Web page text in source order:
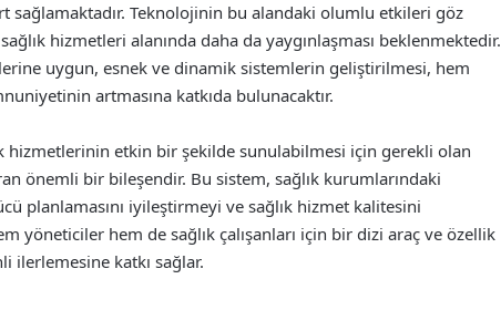
sağlamaktadır. Teknolojinin bu alandaki olumlu etkileri göz
sağlık hizmetleri alanında daha da yaygınlaşması beklenmektedir.
uygun, esnek ve dinamik sistemlerin geliştirilmesi, hem
artmasına katkıda bulunacaktır.
hizmetlerinin etkin bir şekilde sunulabilmesi için gerekli olan
önemli bir bileşendir. Bu sistem, sağlık kurumlarındaki
planlamasını iyileştirmeyi ve sağlık hizmet kalitesini
yöneticiler hem de sağlık çalışanları için bir dizi araç ve özellik
ilerlemesine katkı sağlar.